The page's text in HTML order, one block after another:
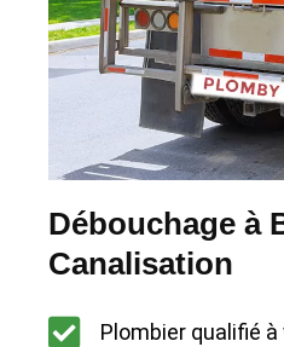
Débouchage à
Canalisation
Plombier qualifié